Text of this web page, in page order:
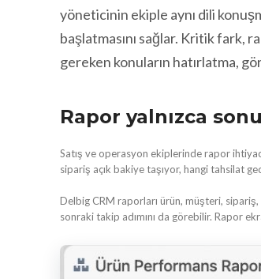
yöneticinin ekiple aynı dili
başlatmasını sağlar. Kritik fark,
gereken konuların hatırlatma,
Rapor yalnızca
Satış ve operasyon ekiplerinde rapor
sipariş açık bakiye taşıyor, hangi tahsilat
Delbig CRM raporları ürün, müşteri, sipariş,
sonraki takip adımını da görebilir. Rapor